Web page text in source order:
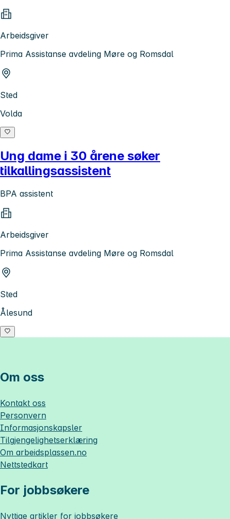
Arbeidsgiver
Prima Assistanse avdeling Møre og Romsdal
Sted
Volda
Ung dame i 30 årene søker
tilkallingsassistent
BPA assistent
Arbeidsgiver
Prima Assistanse avdeling Møre og Romsdal
Sted
Ålesund
Om oss
Kontakt oss
Personvern
Informasjonskapsler
Tilgjengelighetserklæring
Om arbeidsplassen.no
Nettstedkart
For jobbsøkere
Nyttige artikler for jobbsøkere